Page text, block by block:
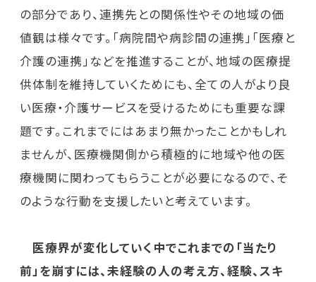
の部分であり、連携先との関係性やその地域の価
値観は様々です。「病院間や病診間の連携」「医療と
介護の連携」などを推進することが、地域の医療提
供体制を維持していくためにも、全ての人がより良
い医療・介護サービスを受けるためにも重要な課
題です。これまでにはあまり無かったことかもしれ
ませんが、医療機関側から積極的に地域や他の医
療機関に関わってもらうことが必要になるので、そ
のような行動を支援したいと考えています。
医療界が変化していく中でこれまでの「当たり
前」を崩すには、未経験の人の考え方、経験、スキ